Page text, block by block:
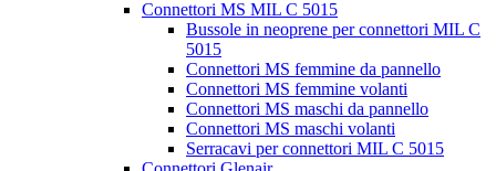
Connettori MS MIL C 5015
Bussole in neoprene per connettori MIL C
5015
Connettori MS femmine da pannello
Connettori MS femmine volanti
Connettori MS maschi da pannello
Connettori MS maschi volanti
Serracavi per connettori MIL C 5015